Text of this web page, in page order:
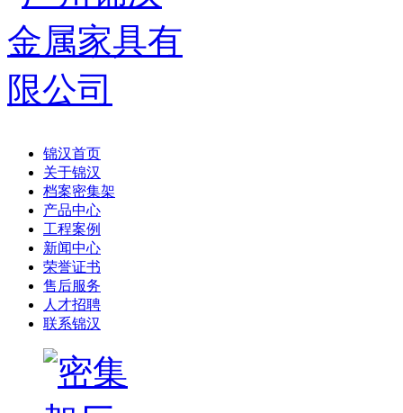
锦汉首页
关于锦汉
档案密集架
产品中心
工程案例
新闻中心
荣誉证书
售后服务
人才招聘
联系锦汉